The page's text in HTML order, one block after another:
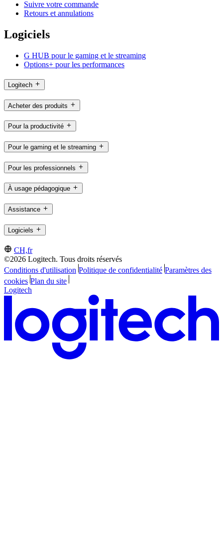
Suivre votre commande
Retours et annulations
Logiciels
G HUB pour le gaming et le streaming
Options+ pour les performances
Logitech
Acheter des produits
Pour la productivité
Pour le gaming et le streaming
Pour les professionnels
À usage pédagogique
Assistance
Logiciels
CH,fr
©2026 Logitech. Tous droits réservés
Conditions d'utilisation Politique de confidentialité Paramètres des
cookies Plan du site
Logitech